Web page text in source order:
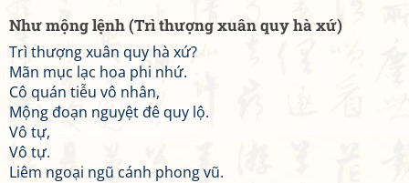
Như mộng lệnh (Trì thượng xuân quy hà xứ)
Trì thượng xuân quy hà xứ?
Mãn mục lạc hoa phi nhứ.
Cô quán tiễu vô nhân,
Mộng đoạn nguyệt đê quy lộ.
Vô tự,
Vô tự.
Liêm ngoại ngũ cánh phong vũ.